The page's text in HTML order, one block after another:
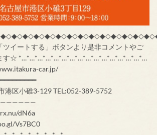
イートする」ボタンより是非コメントやご
ます☆ *…*…*…*…*…*…*…*…*…*…*…*…*…*…*…*…
car.jp/
港区小碓3-129 TEL:052-389-5752
dN6a
Vs7BC0